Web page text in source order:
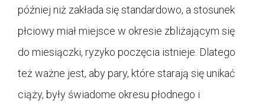
później niż zakłada się standardowo, a stosunek
płciowy miał miejsce w okresie zbliżającym się
do miesiączki, ryzyko poczęcia istnieje. Dlatego
też ważne jest, aby pary, które starają się unikać
ciąży, były świadome okresu płodnego i